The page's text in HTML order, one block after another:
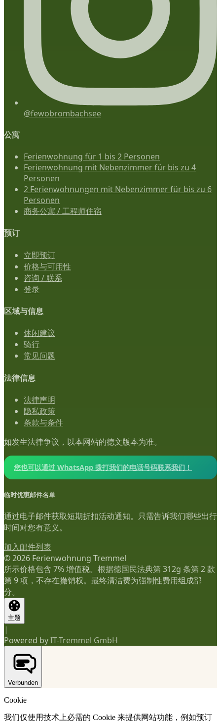
@fewobrombachsee
公寓
Ferienwohnung für 1 bis 2 Personen
Ferienwohnung mit Nebenzimmer für bis zu 4
Personen
2 Ferienwohnungen mit Nebenzimmer für bis zu 6
Personen
商务公寓 / 工程师住宿
预订
立即预订
价格与可用性
咨询 / 联系
登录
区域与信息
休闲建议
骑行
常见问题
法律信息
法律声明
隐私政策
条款与条件
如发生法律争议，以本网站的德文版本为准。
您也可以通过 WhatsApp 拨打我们的电话号码联系我们！
临时优惠邮件名单
通过电子邮件获取短期折扣活动通知。只需告诉我们哪些出行
时间对您有意义。
加入邮件列表
© 2026 Ferienwohnung Tremmel
所示价格包含 7% 增值税。根据德国民法典第 312g 条第 2 款
第 9 项，不存在撤销权。最终清洁费为强制性费用组成部
分。
主题
|
Powered byIT-Tremmel GmbH
Verbunden
Cookie
我们仅使用技术上必需的 Cookie 来提供网站功能，例如预订